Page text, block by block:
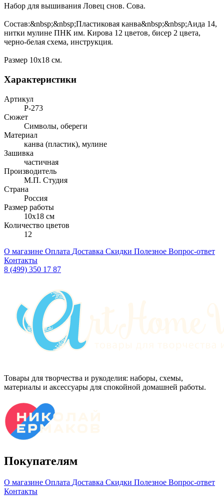
Набор для вышивания Ловец снов. Сова.
Состав:&nbsp;&nbsp;Пластиковая канва&nbsp;&nbsp;Аида 14,
нитки мулине ПНК им. Кирова 12 цветов, бисер 2 цвета,
черно-белая схема, инструкция.
Размер 10х18 см.
Характеристики
Артикул
Р-273
Сюжет
Символы, обереги
Материал
канва (пластик), мулине
Зашивка
частичная
Производитель
М.П. Студия
Страна
Россия
Размер работы
10x18 см
Количество цветов
12
О магазине Оплата Доставка Скидки Полезное Вопрос-ответ
Контакты
8 (499) 350 17 87
Товары для творчества и рукоделия: наборы, схемы,
материалы и аксессуары для спокойной домашней работы.
Покупателям
О магазине Оплата Доставка Скидки Полезное Вопрос-ответ
Контакты